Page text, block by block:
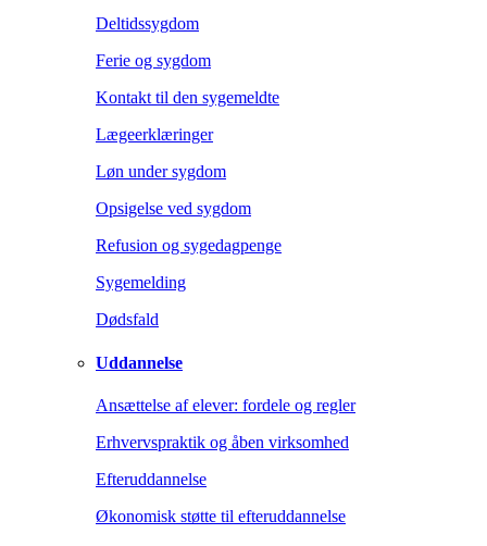
Deltidssygdom
Ferie og sygdom
Kontakt til den sygemeldte
Lægeerklæringer
Løn under sygdom
Opsigelse ved sygdom
Refusion og sygedagpenge
Sygemelding
Dødsfald
Uddannelse
Ansættelse af elever: fordele og regler
Erhvervspraktik og åben virksomhed
Efteruddannelse
Økonomisk støtte til efteruddannelse